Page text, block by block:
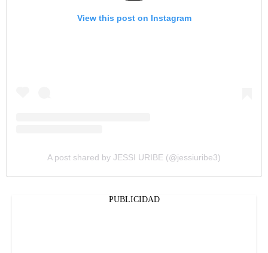
View this post on Instagram
A post shared by JESSI URIBE (@jessiuribe3)
PUBLICIDAD